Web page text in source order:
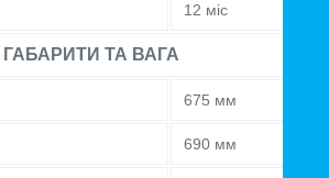
12 міс
ГАБАРИТИ ТА ВАГА
675 мм
690 мм